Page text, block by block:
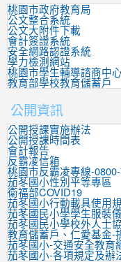
桃園市政府教育局
公文整合系統
公文大附件下載
會計簽證系統
安全網路認證系統
學力檢測網站
桃園市學生輔導諮商中心
教育部學校教育儲蓄戶
公開資訊
公開授課實施辦法
公開授課時間表
會計報告
反霸凌信箱
桃園市反霸凌專線-
茄苳國小性別平等專區
衛福部COVID19
茄苳國小行動載具使用
茄苳國民小學學生服裝
茄苳國民小學校外人士
教育儲蓄戶、仁愛基金-
茄苳國小-交通安全教育
茄苳國小-各項規定及辦